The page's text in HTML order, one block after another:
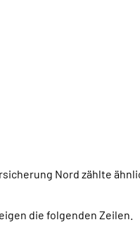
Nord zählte
die folgenden Zeilen.